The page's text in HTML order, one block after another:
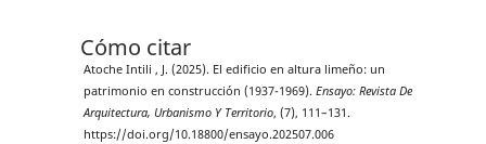
Cómo citar
Atoche Intili , J. (2025). El edificio en altura limeño: un
patrimonio en construcción (1937-1969). Ensayo: Revista De
Arquitectura, Urbanismo Y Territorio, (7), 111–131.
https://doi.org/10.18800/ensayo.202507.006